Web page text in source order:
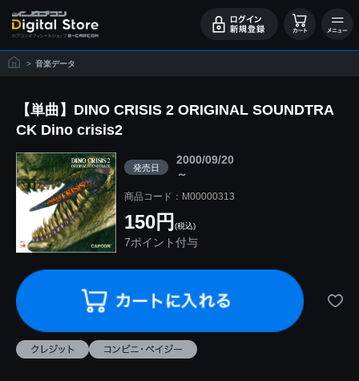
> 音楽データ
【単曲】DINO CRISIS 2 ORIGINAL SOUNDTRA
CK Dino crisis2
発売日
2000/09/20
～
商品コード：M00000313
150円 (税込)
7ポイント付与